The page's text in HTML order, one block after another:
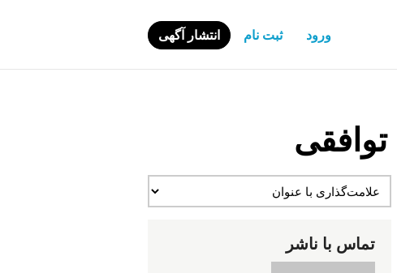
ورود ثبت نام انتشار آگهی
توافقی
تماس با ناشر